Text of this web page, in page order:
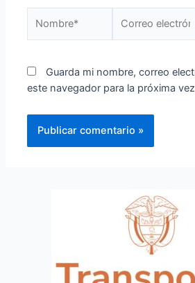
Guarda mi nombre, correo
este navegador para la próxima